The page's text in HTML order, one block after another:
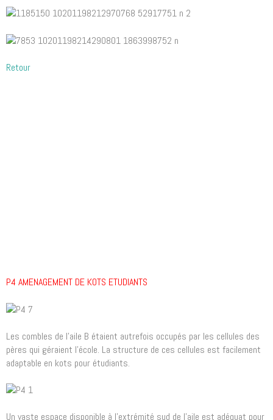
Retour
P4 AMENAGEMENT DE KOTS ETUDIANTS
Les combles de l’aile B étaient autrefois occupés par les cellules des
pères qui géraient l’école. La structure de ces cellules est facilement
adaptable en kots pour étudiants.
Un vaste espace disponible à l’extrémité sud de l’aile est adéquat pour